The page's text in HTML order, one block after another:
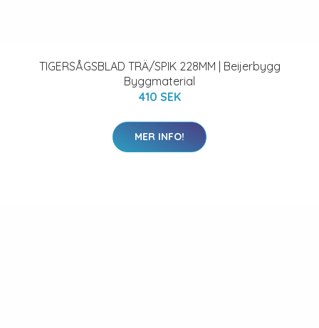
TIGERSÅGSBLAD TRÄ/SPIK 228MM | Beijerbygg
Byggmaterial
410 SEK
MER INFO!